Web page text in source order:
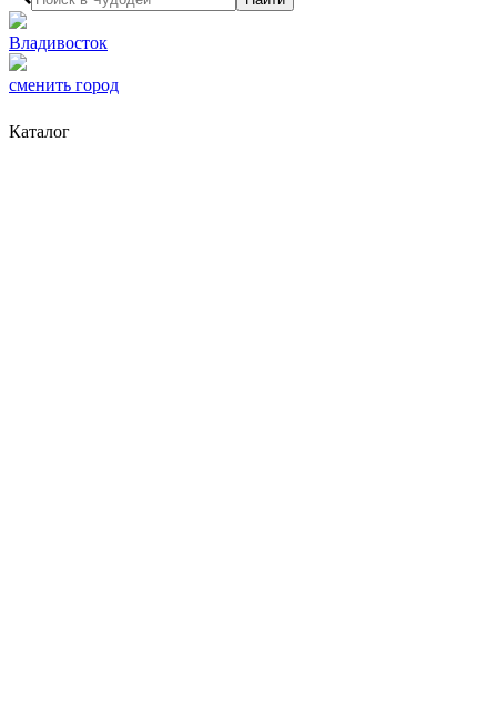
Владивосток
сменить город
Каталог